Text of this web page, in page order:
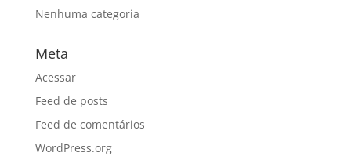
Nenhuma categoria
Meta
Acessar
Feed de posts
Feed de comentários
WordPress.org